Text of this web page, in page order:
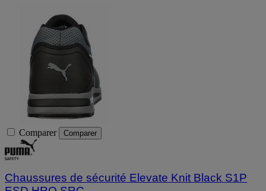
Comparer Comparer
Chaussures de sécurité Elevate Knit Black S1P